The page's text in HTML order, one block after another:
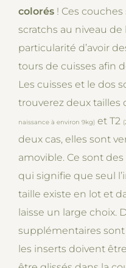
colorés ! Ces
scratchs au niveau de
particularité d’avoir
tours de cuisses afin
Les cuisses et le dos
trouverez deux tailles
naissance à environ 9kg) et T2
deux cas, elles sont
amovible. Ce sont
qui signifie que seul
taille existe en lot et
laisse un large choix.
supplémentaires sont
les inserts doivent